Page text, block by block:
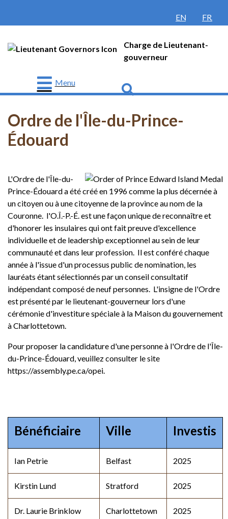
ENGLISH
Go
Charge de Lieutenant-
gouverneur
Menu
Protocole
Honneurs
et
récompenses
Nouvelles
Ordre de l'Île-du-Prince-
Édouard
L'Ordre de l'Île-du-
Prince-Édouard a été créé en 1996 comme la plus décernée à
un citoyen ou à une citoyenne de la province au nom de la
Couronne. l'O.Î.-P.-É. est une façon unique de reconnaître et
d'honorer les insulaires qui ont fait preuve d'excellence
individuelle et de leadership exceptionnel au sein de leur
communauté et dans leur profession. Il est conféré chaque
année à l'issue d'un processus public de nomination, les
lauréats étant sélectionnés par un conseil consultatif
indépendant composé de neuf personnes. L'insigne de l'Ordre
est présenté par le lieutenant-gouverneur lors d'une
cérémonie d'investiture spéciale à la Maison du gouvernement
à Charlottetown.
Pour proposer la candidature d'une personne à l'Ordre de l'Île-
du-Prince-Édouard, veuillez consulter le site
https://assembly.pe.ca/opei.
Bénéficiaire Ville Investis
Ian Petrie Belfast 2025
Kirstin Lund Stratford 2025
Dr. Laurie Brinklow Charlottetown 2025